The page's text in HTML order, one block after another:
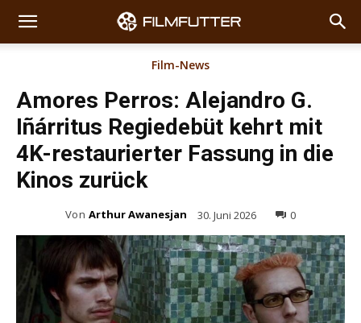
Film-News
Amores Perros: Alejandro G.
Iñárritus Regiedebüt kehrt mit
4K-restaurierter Fassung in die
Kinos zurück
Von Arthur Awanesjan 30. Juni 2026 0